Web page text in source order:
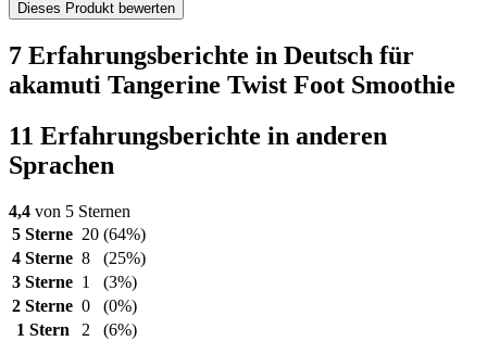
Dieses Produkt bewerten
7 Erfahrungsberichte in Deutsch für
akamuti Tangerine Twist Foot Smoothie
11 Erfahrungsberichte in anderen
Sprachen
4,4 von 5 Sternen
5 Sterne 20 (64%)
4 Sterne 8
(25%)
3 Sterne 1
(3%)
2 Sterne 0
(0%)
1 Stern
2 (6%)